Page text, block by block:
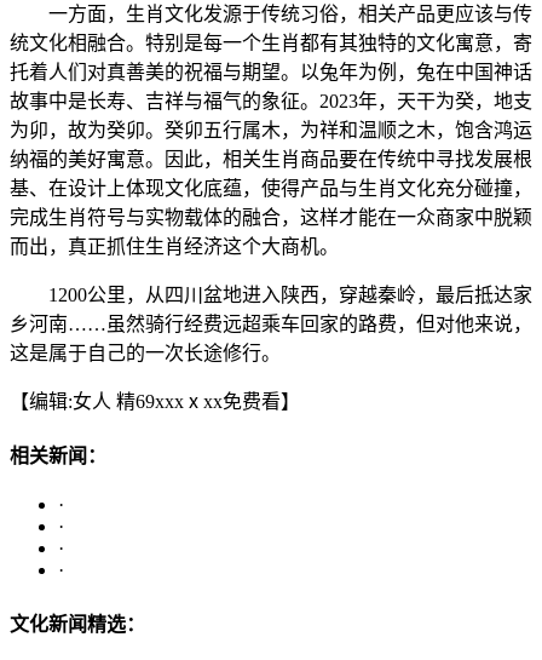
一方面，生肖文化发源于传统习俗，相关产品更应该与传
统文化相融合。特别是每一个生肖都有其独特的文化寓意，寄
托着人们对真善美的祝福与期望。以兔年为例，兔在中国神话
故事中是长寿、吉祥与福气的象征。2023年，天干为癸，地支
为卯，故为癸卯。癸卯五行属木，为祥和温顺之木，饱含鸿运
纳福的美好寓意。因此，相关生肖商品要在传统中寻找发展根
基、在设计上体现文化底蕴，使得产品与生肖文化充分碰撞，
完成生肖符号与实物载体的融合，这样才能在一众商家中脱颖
而出，真正抓住生肖经济这个大商机。
1200公里，从四川盆地进入陕西，穿越秦岭，最后抵达家
乡河南……虽然骑行经费远超乘车回家的路费，但对他来说，
这是属于自己的一次长途修行。
【编辑:女人 精69xxxⅹxx免费看】
相关新闻：
·
·
·
·
文化新闻精选：